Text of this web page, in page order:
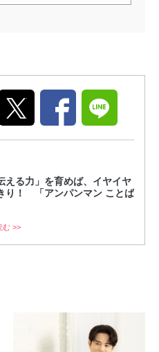
える力」を育めば、イヤイヤ
り！ 「アンパンマン ことば
む >>